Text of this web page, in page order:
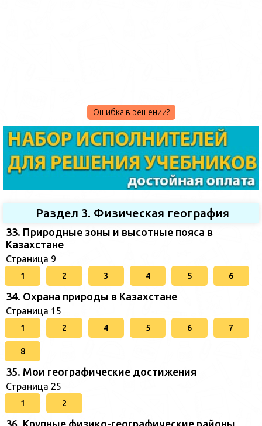
Ошибка в решении?
Раздел 3. Физическая география
33. Природные зоны и высотные пояса в
Казахстане
Страница 9
1 2 3 4 5 6
34. Охрана природы в Казахстане
Страница 15
1 2 4 5 6 7
8
35. Мои географические достижения
Страница 25
1 2
36. Крупные физико-географические районы